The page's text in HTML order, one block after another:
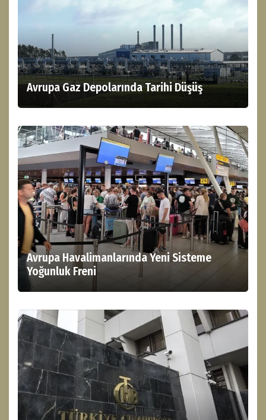
Avrupa Gaz Depolarında Tarihi Düşüş
Avrupa Havalimanlarında Yeni Sisteme
Yoğunluk Freni